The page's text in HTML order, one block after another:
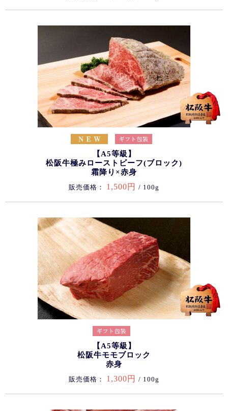
【A5等級】
松阪牛極みローストビーフ(ブロック)
霜降り×赤身
販売価格： 1,500円 / 100g
【A5等級】
松阪牛モモブロック
赤身
販売価格： 1,300円 / 100g